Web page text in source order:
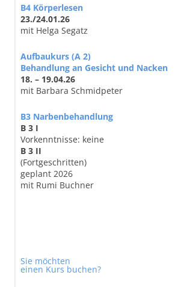
B4 Körperlesen
23./24.01.26
mit Helga Segatz
Aufbaukurs (A 2)
Behandlung an Gesicht und Nacken
18. – 19.04.26
mit Barbara Schmidpeter
B3 Narbenbehandlung
B 3 I
Vorkenntnisse: keine
B 3 II
(Fortgeschritten)
geplant 2026
mit Rumi Buchner
Sie möchten
einen Kurs buchen?